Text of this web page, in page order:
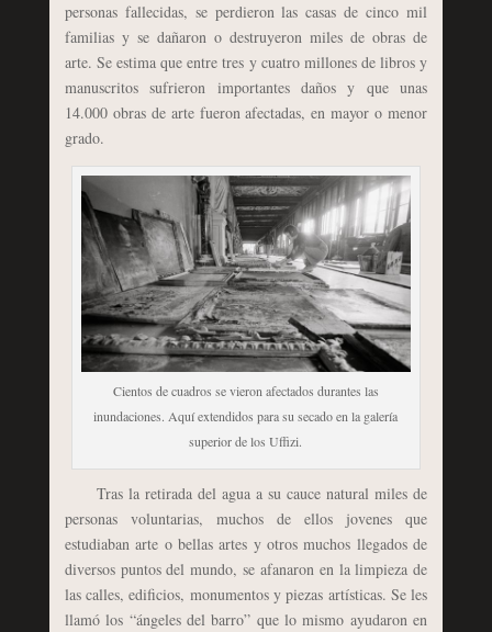
personas fallecidas, se perdieron las casas de cinco mil
familias y se dañaron o destruyeron miles de obras de
arte. Se estima que entre tres y cuatro millones de libros y
manuscritos sufrieron importantes daños y que unas
14.000 obras de arte fueron afectadas, en mayor o menor
grado.
Cientos de cuadros se vieron afectados durantes las
inundaciones. Aquí extendidos para su secado en la galería
superior de los Uffizi.
Tras la retirada del agua a su cauce natural miles de
personas voluntarias, muchos de ellos jovenes que
estudiaban arte o bellas artes y otros muchos llegados de
diversos puntos del mundo, se afanaron en la limpieza de
las calles, edificios, monumentos y piezas artísticas. Se les
llamó los “ángeles del barro” que lo mismo ayudaron en